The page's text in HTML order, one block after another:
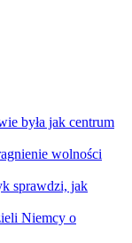
była jak centrum
wolności
sprawdzi, jak
Niemcy o